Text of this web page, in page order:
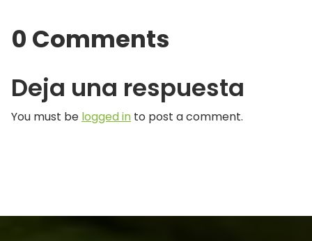
0 Comments
Deja una respuesta
You must be logged in to post a comment.